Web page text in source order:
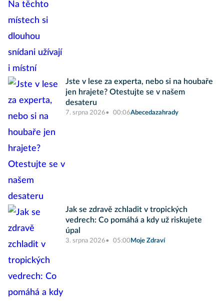
Jste v lese za experta, nebo si na houbaře
jen hrajete? Otestujte se v našem
desateru
7. srpna 2026 00:06Abecedazahrady
Jak se zdravě zchladit v tropických
vedrech: Co pomáhá a kdy už riskujete
úpal
3. srpna 2026 05:00 Moje Zdraví